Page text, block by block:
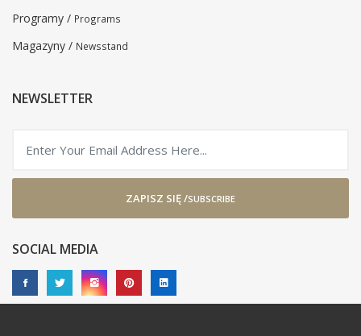
Programy / Programs
Magazyny / Newsstand
NEWSLETTER
ZAPISZ SIĘ /SUBSCRIBE
SOCIAL MEDIA